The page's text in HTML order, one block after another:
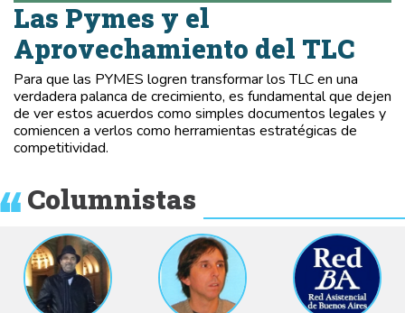
Las Pymes y el
Aprovechamiento del TLC
Para que las PYMES logren transformar los TLC en una
verdadera palanca de crecimiento, es fundamental que dejen
de ver estos acuerdos como simples documentos legales y
comiencen a verlos como herramientas estratégicas de
competitividad.
Columnistas